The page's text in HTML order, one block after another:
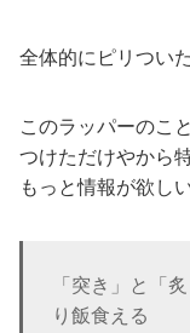
全体的にピリつい
このラッパーのこ
つけただけやから
もっと情報が欲しい
「突き」と「
り飯食える